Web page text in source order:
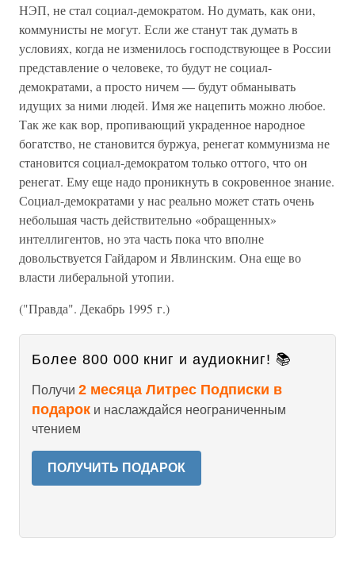
НЭП, не стал социал-демократом. Но думать, как они,
коммунисты не могут. Если же станут так думать в
условиях, когда не изменилось господствующее в России
пpедставление о человеке, то будут не социал-
демократами, а просто ничем — будут обманывать
идущих за ними людей. Имя же нацепить можно любое.
Так же как вор, пропивающий украденное народное
богатство, не становится буржуа, ренегат коммунизма не
становится социал-демократом только оттого, что он
ренегат. Ему еще надо проникнуть в сокровенное знание.
Социал-демокpатами у нас pеально может стать очень
небольшая часть действительно «обpащенных»
интеллигентов, но эта часть пока что вполне
довольствуется Гайдаpом и Явлинским. Она еще во
власти либеpальной утопии.
("Пpавда". Декабрь 1995 г.)
Более 800 000 книг и аудиокниг! 📚
Получи 2 месяца Литрес Подписки в
подарок и наслаждайся неограниченным
чтением
ПОЛУЧИТЬ ПОДАРОК